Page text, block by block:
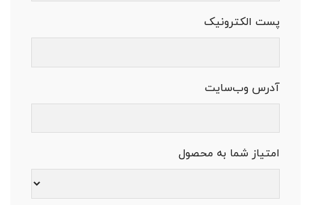
پست الکترونیک
آدرس وب‌سایت
امتیاز شما به محصول